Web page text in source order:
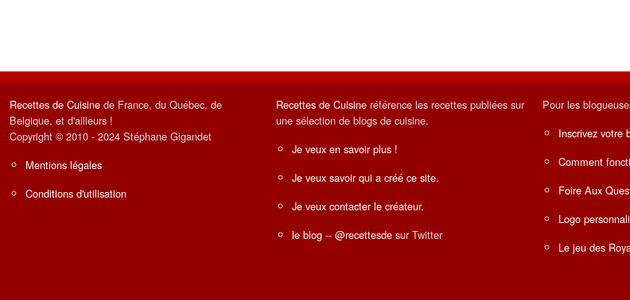
Recettes de Cuisine de France, du Québec, de
Belgique, et d'ailleurs !
Copyright © 2010 - 2024 Stéphane Gigandet
Mentions légales
Conditions d'utilisation
Recettes de Cuisine référence les recettes publiées sur
une sélection de blogs de cuisine.
Je veux en savoir plus !
Je veux savoir qui a créé ce site.
Je veux contacter le créateur.
le blog -- @recettesde sur Twitter
Pour les
Inscrivez votre
Comment
Foire Aux
Logo
Le jeu des